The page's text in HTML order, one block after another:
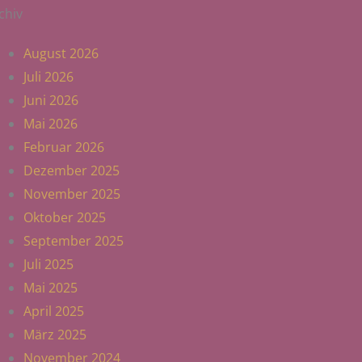
August 2026
Juli 2026
Juni 2026
Mai 2026
Februar 2026
Dezember 2025
November 2025
Oktober 2025
September 2025
Juli 2025
Mai 2025
April 2025
März 2025
November 2024